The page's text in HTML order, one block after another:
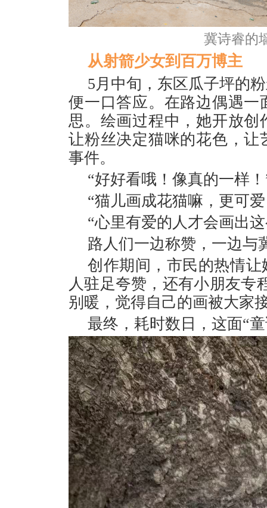
冀诗睿的
从射箭少女到百万博主
5月中旬，东区瓜子坪的
便一口答应。在路边偶遇
思。绘画过程中，她开放
让粉丝决定猫咪的花色，
事件。
“好好看哦！像真的一样！
“猫儿画成花猫嘛，更可
“心里有爱的人才会画出
路人们一边称赞，一边与
创作期间，市民的热情
人驻足夸赞，还有小朋友专
别暖，觉得自己的画被大家
最终，耗时数日，这面“